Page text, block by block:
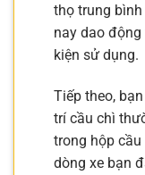
thọ trung
nay dao
kiện sử dụng.
Tiếp theo,
trí cầu chì
trong hộp
dòng xe bạn